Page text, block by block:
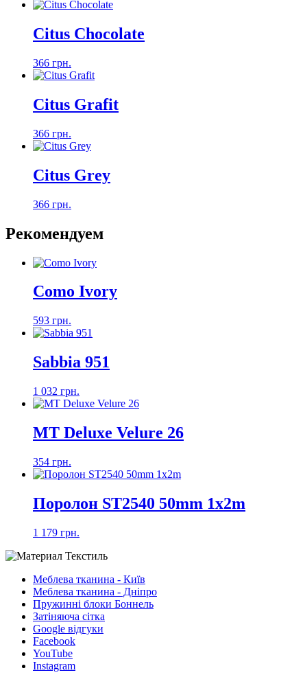
Citus Chocolate
366 грн.
Citus Grafit
366 грн.
Citus Grey
366 грн.
Рекомендуем
Como Ivory
593 грн.
Sabbia 951
1 032 грн.
MT Deluxe Velure 26
354 грн.
Поролон ST2540 50mm 1x2m
1 179 грн.
Меблева тканина - Київ
Меблева тканина - Дніпро
Пружинні блоки Боннель
Затіняюча сітка
Google відгуки
Facebook
YouTube
Instagram